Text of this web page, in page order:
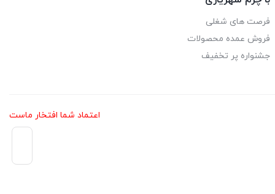
فرصت های شغلی
فروش عمده محصولات
جشنواره پر تخفیف
اعتماد شما افتخار ماست